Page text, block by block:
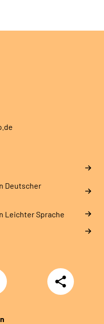
Deutscher
Leichter Sprache
Teilen